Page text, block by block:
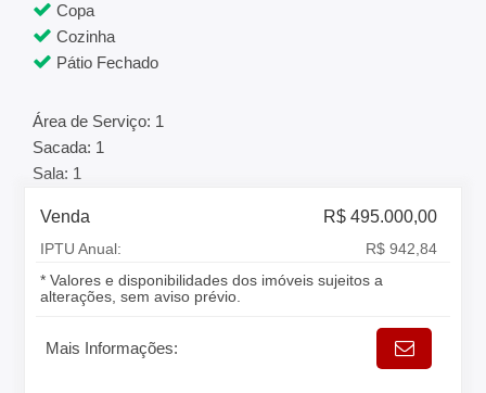
Copa
Cozinha
Pátio Fechado
Área de Serviço: 1
Sacada: 1
Sala: 1
Venda R$ 495.000,00
IPTU Anual:
R$ 942,84
* Valores e disponibilidades dos imóveis sujeitos a
alterações, sem aviso prévio.
Mais Informações: